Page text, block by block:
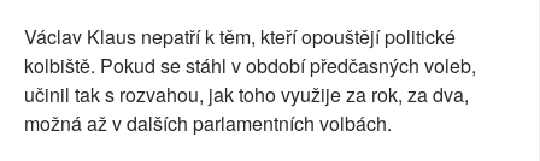
Václav Klaus nepatří k těm, kteří opouštějí politické
kolbiště. Pokud se stáhl v období předčasných voleb,
učinil tak s rozvahou, jak toho využije za rok, za dva,
možná až v dalších parlamentních volbách.